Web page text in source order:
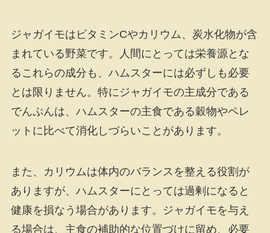
ジャガイモはビタミンCやカリウム、炭水化物が含
まれている野菜です。人間にとっては栄養源とな
るこれらの成分も、ハムスターには必ずしも必要
とは限りません。特にジャガイモの主成分である
でんぷんは、ハムスターの主食である穀物やペレ
ットに比べて消化しづらいことがあります。
また、カリウムは体内のバランスを整える役割が
ありますが、ハムスターにとっては過剰になると
健康を損なう場合があります。ジャガイモを与え
る場合は、主食の補助的な位置づけに留め、必要